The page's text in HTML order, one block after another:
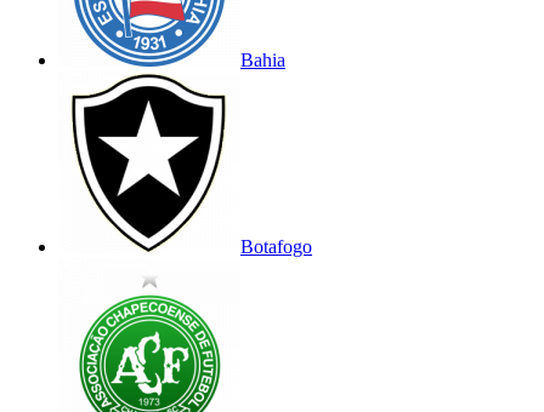
Bahia
Botafogo